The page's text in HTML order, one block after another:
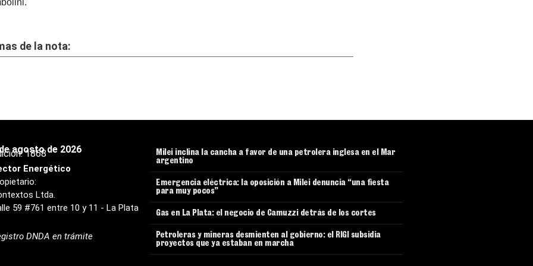
de la nota:
agosto de 2026
1868
Energético
Ltda.
59 #761 entre 10 y 11 - La Plata
DNDA en trámite
Milei inclina la cancha a favor de una petrolera inglesa en el Mar
argentino
Emergencia eléctrica: la oposición a Milei denuncia “una fiesta
para muy pocos”
Gas en La Plata: el negocio de Camuzzi detrás de los cortes
Petroleras y mineras desmienten al gobierno: el RIGI subsidia
proyectos que ya estaban en marcha